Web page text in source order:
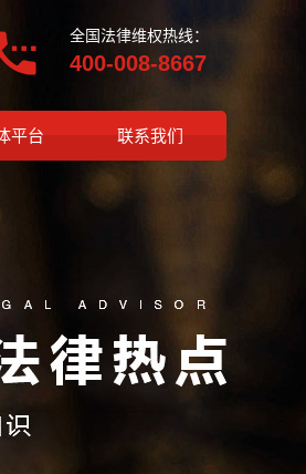
全国法律维权热线：
400-008-8667
平台 联系我们